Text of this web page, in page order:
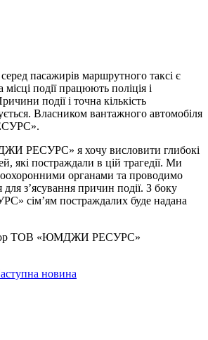
пасажирів маршрутного таксі є
місці події працюють поліція і
події і точна кількість
Власником вантажного автомобіля
РЕСУРС» я хочу висловити глибокі
які постраждали в цій трагедії. Ми
органами та проводимо
для з’ясування причин події. З боку
сім’ям постраждалих буде надана
ТОВ «ЮМДЖИ РЕСУРС»
новина